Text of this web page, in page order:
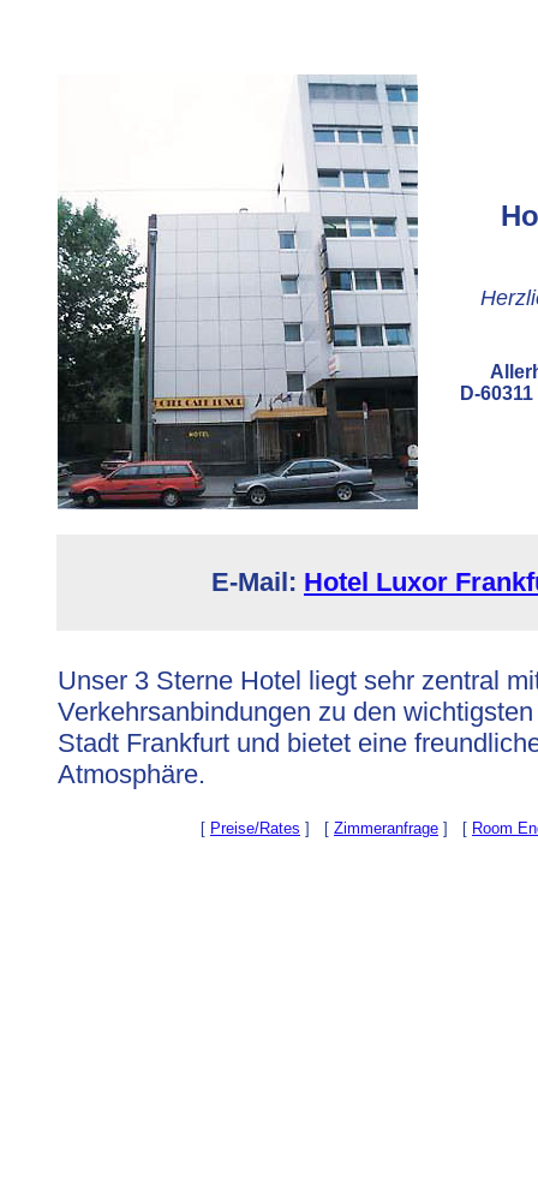
D-
E-Mail: Hotel Luxor
Unser 3 Sterne Hotel liegt sehr zentral
Verkehrsanbindungen zu den
Stadt Frankfurt und bietet eine
Atmosphäre.
[ Preise/Rates ] [ Zimmeranfrage ] [ Room